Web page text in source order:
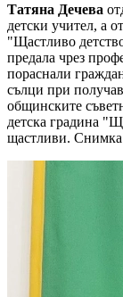
Татяна Дечева
детски учител, а
"Щастливо
предала чрез
пораснали
сълци при
общинските
детска градина
щастливи.